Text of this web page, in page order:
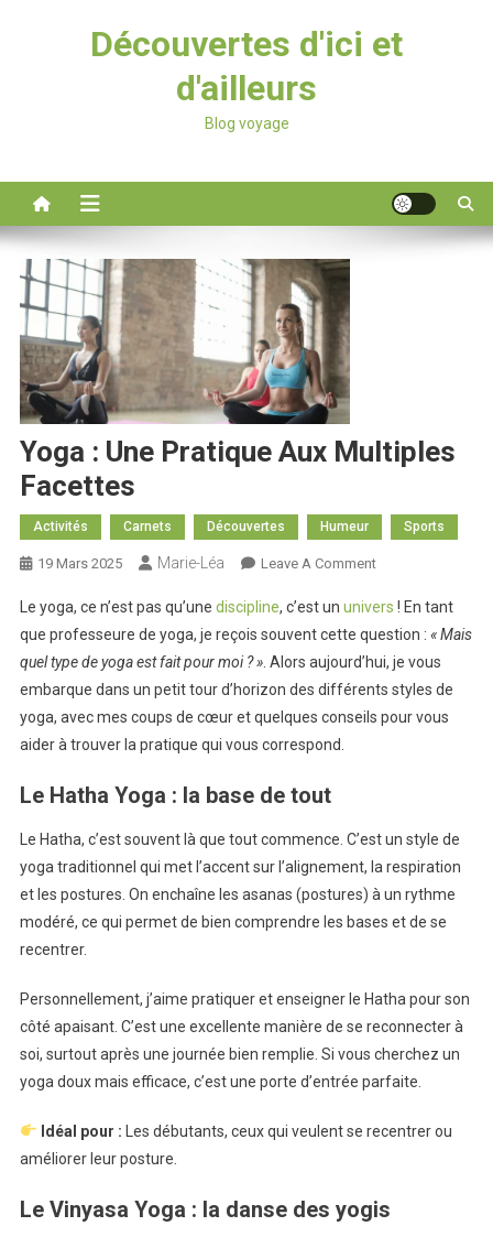
Découvertes d'ici et
d'ailleurs
Blog voyage
Yoga : Une Pratique Aux Multiples
Facettes
Activités Carnets Découvertes Humeur Sports
19 Mars 2025 Marie-Léa Leave A CommentOn
:
Une
Pratique
Aux
Multiples
Le yoga, ce n’est pas qu’une discipline, c’est un univers ! En tant
que professeure de yoga, je reçois souvent cette question : « Mais
quel type de yoga est fait pour moi ? ». Alors aujourd’hui, je vous
embarque dans un petit tour d’horizon des différents styles de
yoga, avec mes coups de cœur et quelques conseils pour vous
aider à trouver la pratique qui vous correspond.
Le Hatha Yoga : la base de tout
Le Hatha, c’est souvent là que tout commence. C’est un style de
yoga traditionnel qui met l’accent sur l’alignement, la respiration
et les postures. On enchaîne les asanas (postures) à un rythme
modéré, ce qui permet de bien comprendre les bases et de se
recentrer.
Personnellement, j’aime pratiquer et enseigner le Hatha pour son
côté apaisant. C’est une excellente manière de se reconnecter à
soi, surtout après une journée bien remplie. Si vous cherchez un
yoga doux mais efficace, c’est une porte d’entrée parfaite.
Idéal pour : Les débutants, ceux qui veulent se recentrer ou
améliorer leur posture.
Le Vinyasa Yoga : la danse des yogis